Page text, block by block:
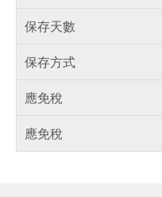
保存天數
保存方式
應免稅
應免稅